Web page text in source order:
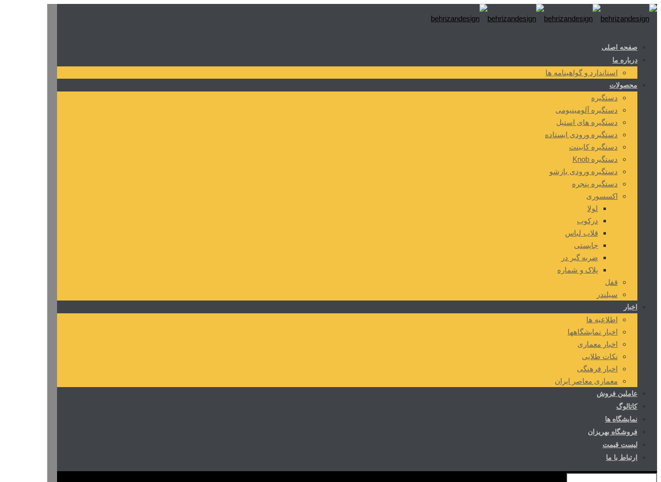
صفحه اصلی
درباره ما
استاندارد و گواهینامه ها
محصولات
دستگیره
دستگیره آلومینیومی
دستگیره های استیل
دستگیره ورودی ایستاده
دستگیره کابینت
دستگیره Knob
دستگیره ورودی بازشو
دستگیره پنجره
اکسسوری
لولا
درکوب
قلاب لباس
جاپستی
ضربه گیر در
پلاک و شماره
قفل
سیلندر
اخبار
اطلاعیه ها
اخبار نمایشگاهها
اخبار معماری
نکات طلایی
اخبار فرهنگی
معماری معاصر ایران
عاملین فروش
کاتالوگ
نمایشگاه ها
فروشگاه بهریزان
لیست قیمت
ارتباط با ما